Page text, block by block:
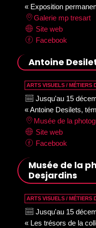
« Exposition
Galerie mp tresart
Site web
Facebook
Antoine
ARTS VISUELS / MÉTIERS
Jusqu'au 15
« Antoine Desilets,
Musée de la
Site web
Facebook
Musée de la
Desjardins
ARTS VISUELS / MÉTIERS
Jusqu'au 15
« Les trésors de la